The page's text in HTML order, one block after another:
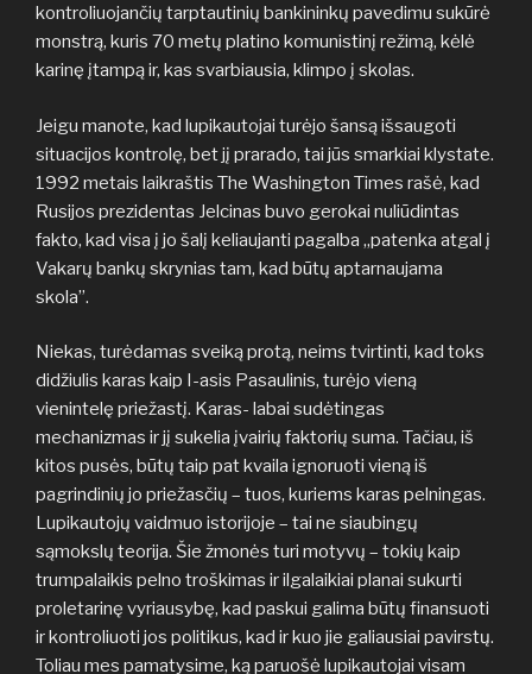
kontroliuojančių tarptautinių bankininkų pavedimu sukūrė
monstrą, kuris 70 metų platino komunistinį režimą, kėlė
karinę įtampą ir, kas svarbiausia, klimpo į skolas.
Jeigu manote, kad lupikautojai turėjo šansą išsaugoti
situacijos kontrolę, bet jį prarado, tai jūs smarkiai klystate.
1992 metais laikraštis The Washington Times rašė, kad
Rusijos prezidentas Jelcinas buvo gerokai nuliūdintas
fakto, kad visa į jo šalį keliaujanti pagalba „patenka atgal į
Vakarų bankų skrynias tam, kad būtų aptarnaujama
skola”.
Niekas, turėdamas sveiką protą, neims tvirtinti, kad toks
didžiulis karas kaip I-asis Pasaulinis, turėjo vieną
vienintelę priežastį. Karas- labai sudėtingas
mechanizmas ir jį sukelia įvairių faktorių suma. Tačiau, iš
kitos pusės, būtų taip pat kvaila ignoruoti vieną iš
pagrindinių jo priežasčių – tuos, kuriems karas pelningas.
Lupikautojų vaidmuo istorijoje – tai ne siaubingų
sąmokslų teorija. Šie žmonės turi motyvų – tokių kaip
trumpalaikis pelno troškimas ir ilgalaikiai planai sukurti
proletarinę vyriausybę, kad paskui galima būtų finansuoti
ir kontroliuoti jos politikus, kad ir kuo jie galiausiai pavirstų.
Toliau mes pamatysime, ką paruošė lupikautojai visam